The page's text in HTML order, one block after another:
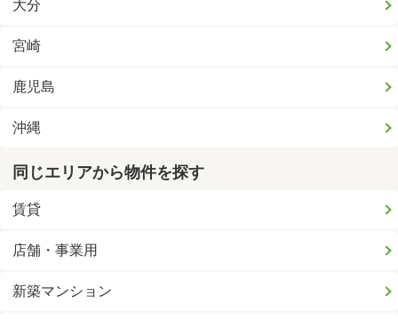
大分
宮崎
鹿児島
沖縄
同じエリアから物件を探す
賃貸
店舗・事業用
新築マンション